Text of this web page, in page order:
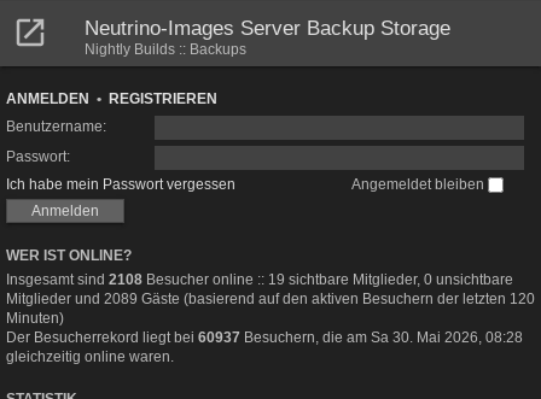
Neutrino-Images Server Backup Storage
Nightly Builds :: Backups
ANMELDEN • REGISTRIEREN
Benutzername:
Passwort:
Ich habe mein Passwort vergessen
Angemeldet bleiben
WER IST ONLINE?
Insgesamt sind 2108 Besucher online :: 19 sichtbare Mitglieder, 0 unsichtbare
Mitglieder und 2089 Gäste (basierend auf den aktiven Besuchern der letzten 120
Minuten)
Der Besucherrekord liegt bei 60937 Besuchern, die am Sa 30. Mai 2026, 08:28
gleichzeitig online waren.